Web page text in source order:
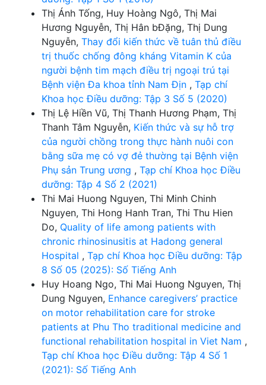
Thị Ánh Tống, Huy Hoàng Ngô, Thị Mai
Hương Nguyễn, Thị Hân bĐặng, Thị Dung
Nguyễn, Thay đổi kiến thức về tuân thủ điều
trị thuốc chống đông kháng Vitamin K của
người bệnh tim mạch điều trị ngoại trú tại
Bệnh viện Đa khoa tỉnh Nam Địn , Tạp chí
Khoa học Điều dưỡng: Tập 3 Số 5 (2020)
Thị Lệ Hiền Vũ, Thị Thanh Hương Phạm, Thị
Thanh Tâm Nguyễn, Kiến thức và sự hỗ trợ
của người chồng trong thực hành nuôi con
bằng sữa mẹ có vợ đẻ thường tại Bệnh viện
Phụ sản Trung ương , Tạp chí Khoa học Điều
dưỡng: Tập 4 Số 2 (2021)
Thi Mai Huong Nguyen, Thi Minh Chinh
Nguyen, Thi Hong Hanh Tran, Thi Thu Hien
Do, Quality of life among patients with
chronic rhinosinusitis at Hadong general
Hospital , Tạp chí Khoa học Điều dưỡng: Tập
8 Số 05 (2025): Số Tiếng Anh
Huy Hoang Ngo, Thi Mai Huong Nguyen, Thị
Dung Nguyen, Enhance caregivers’ practice
on motor rehabilitation care for stroke
patients at Phu Tho traditional medicine and
functional rehabilitation hospital in Viet Nam ,
Tạp chí Khoa học Điều dưỡng: Tập 4 Số 1
(2021): Số Tiếng Anh